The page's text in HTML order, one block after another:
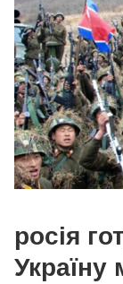
росія
Україну